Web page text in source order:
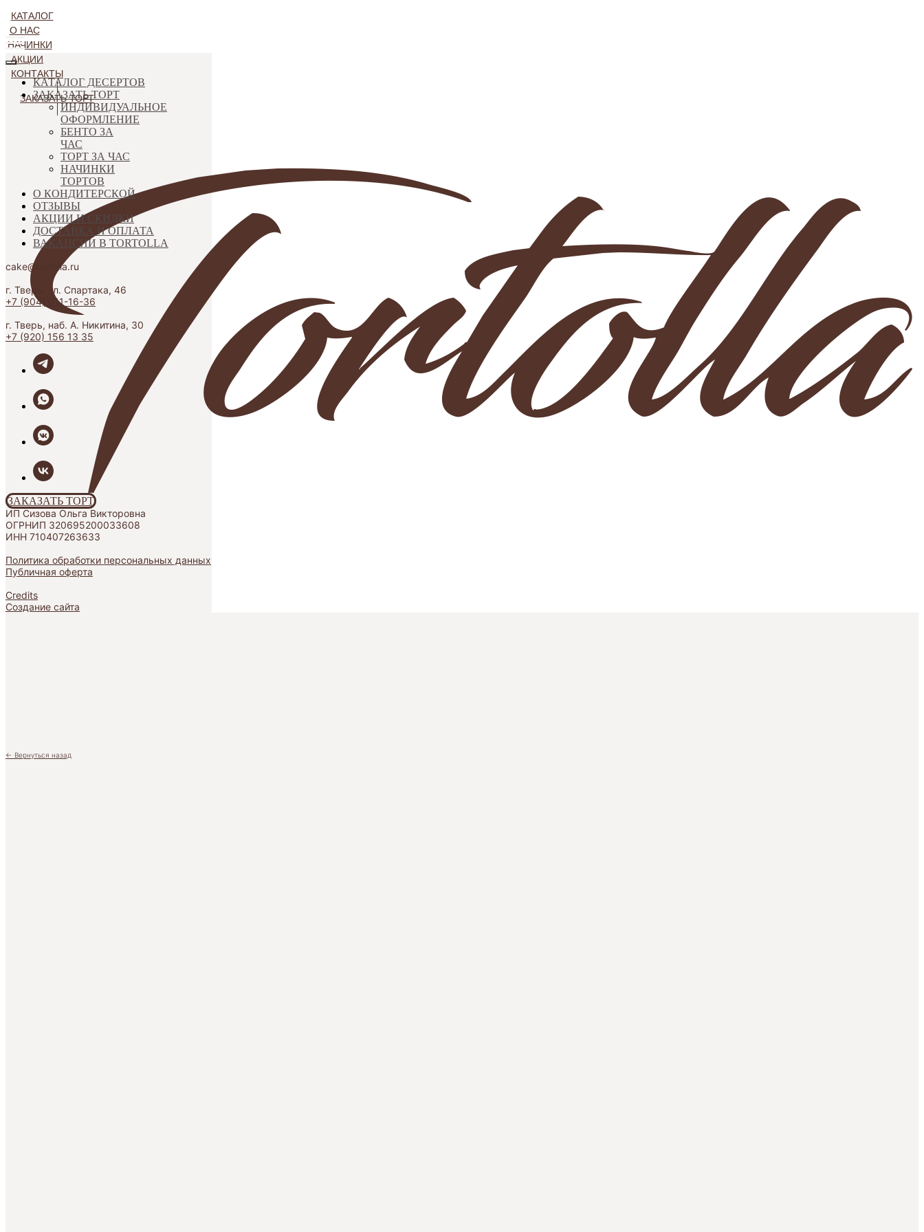
КАТАЛОГ
О НАС
НАЧИНКИ
АКЦИИ
КОНТАКТЫ
ЗАКАЗАТЬ ТОРТ
КАТАЛОГ ДЕСЕРТОВ
ЗАКАЗАТЬ ТОРТ
ИНДИВИДУАЛЬНОЕ
ОФОРМЛЕНИЕ
БЕНТО ЗА
ЧАС
ТОРТ ЗА ЧАС
НАЧИНКИ
ТОРТОВ
О КОНДИТЕРСКОЙ
ОТЗЫВЫ
АКЦИИ И СКИДКИ
ДОСТАВКА И ОПЛАТА
ВАКАНСИИ В TORTOLLA
cake@tortolla.ru
г. Тверь, ул. Спартака, 46
+7 (904) 011-16-36
г. Тверь, наб. А. Никитина, 30
+7 (920) 156 13 35
ЗАКАЗАТЬ ТОРТ
ИП Сизова Ольга Викторовна
ОГРНИП 320695200033608
ИНН 710407263633
Политика обработки персональных данных
Публичная оферта
Credits
Создание сайта
← Вернуться назад